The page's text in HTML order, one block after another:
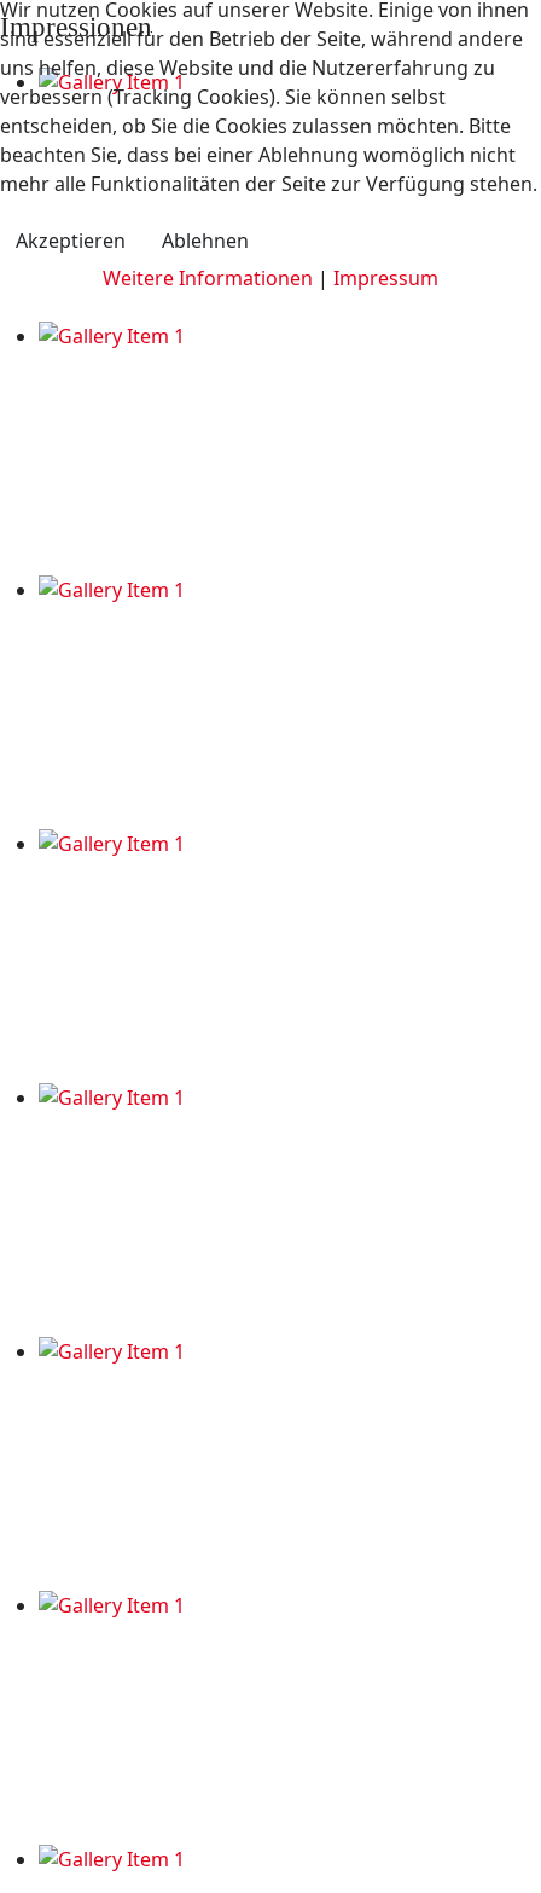
Impressionen
Wir nutzen Cookies auf unserer Website. Einige von ihnen
sind essenziell für den Betrieb der Seite, während andere
uns helfen, diese Website und die Nutzererfahrung zu
verbessern (Tracking Cookies). Sie können selbst
entscheiden, ob Sie die Cookies zulassen möchten. Bitte
beachten Sie, dass bei einer Ablehnung womöglich nicht
mehr alle Funktionalitäten der Seite zur Verfügung stehen.
Akzeptieren
Ablehnen
Weitere Informationen | Impressum